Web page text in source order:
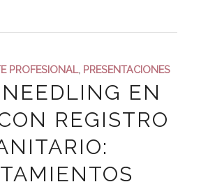
PROFESIONAL, PRESENTACIONES
EN
REGISTRO